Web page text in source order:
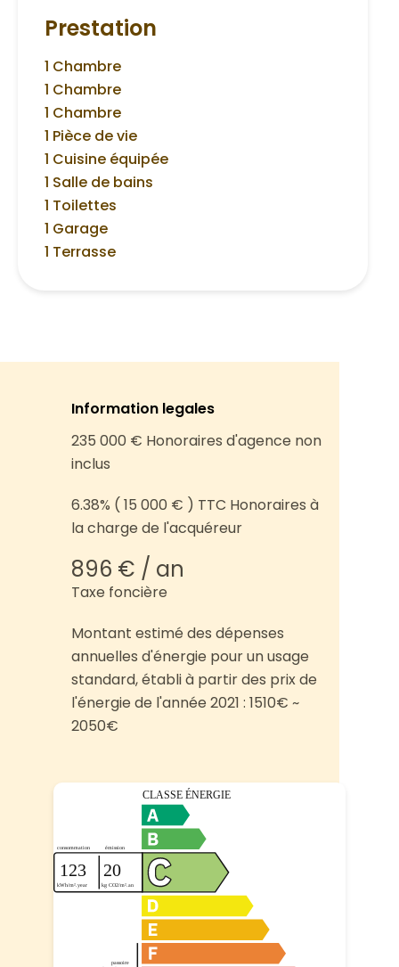
Prestation
1 Chambre
1 Chambre
1 Chambre
1 Pièce de vie
1 Cuisine équipée
1 Salle de bains
1 Toilettes
1 Garage
1 Terrasse
Information legales
235 000 € Honoraires d'agence non
inclus
6.38% ( 15 000 € ) TTC Honoraires à
la charge de l'acquéreur
896 € / an
Taxe foncière
Montant estimé des dépenses
annuelles d'énergie pour un usage
standard, établi à partir des prix de
l'énergie de l'année 2021 : 1510€ ~
2050€